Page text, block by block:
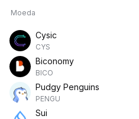
Moeda
Cysic
CYS
Biconomy
BICO
Pudgy Penguins
PENGU
Sui